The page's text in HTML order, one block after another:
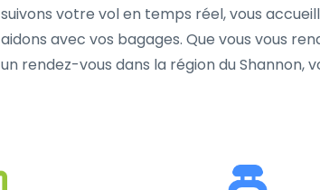
suivons votre vol en temps réel, vous
aidons avec vos bagages. Que vous vous
un rendez-vous dans la région du Shannon,